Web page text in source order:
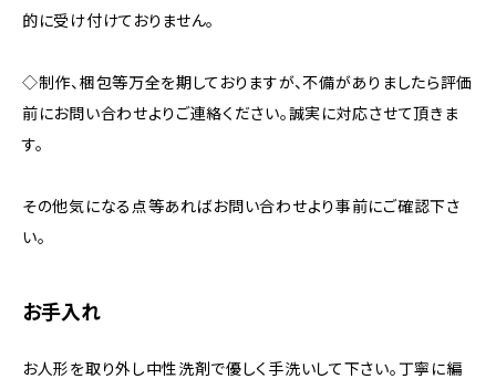
的に受け付けておりません。
◇制作、梱包等万全を期しておりますが、不備がありましたら評価
前にお問い合わせよりご連絡ください。誠実に対応させて頂きま
す。
その他気になる点等あればお問い合わせより事前にご確認下さ
い。
お手入れ
お人形を取り外し中性洗剤で優しく手洗いして下さい。丁寧に編